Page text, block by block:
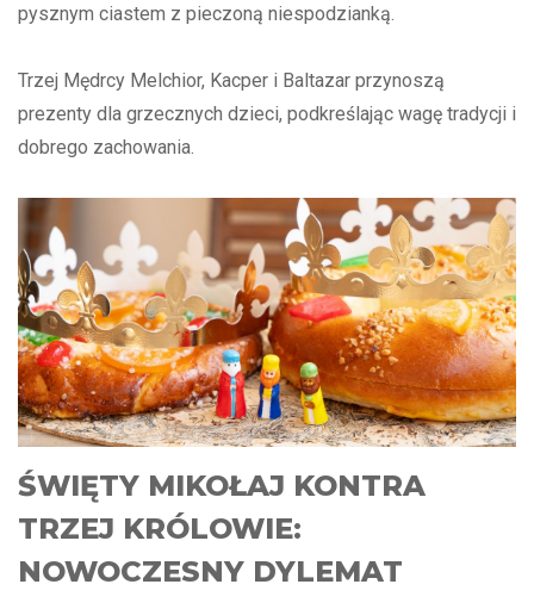
pysznym ciastem z pieczoną niespodzianką.
Trzej Mędrcy Melchior, Kacper i Baltazar przynoszą
prezenty dla grzecznych dzieci, podkreślając wagę tradycji i
dobrego zachowania.
ŚWIĘTY MIKOŁAJ KONTRA
TRZEJ KRÓLOWIE:
NOWOCZESNY DYLEMAT